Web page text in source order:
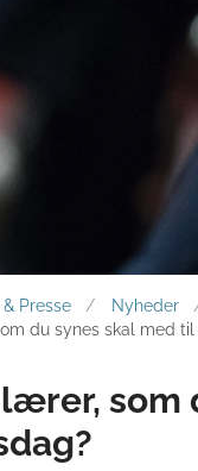
Presse Nyheder
du synes skal med
som